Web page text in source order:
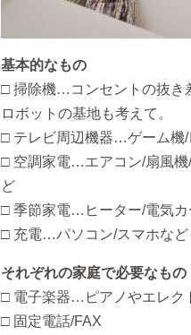
基本的なもの
□ 掃除機…コンセントの抜き
ロボットの基地も考えて。
□ テレビ周辺機器…ゲーム機
□ 空調家電…エアコン/扇風機
ど
□ 季節家電…ヒーター/電気カ
□ 充電…パソコン/スマホなど
それぞれの家庭で必要なもの
□ 電子楽器…ピアノやエレク
□ 固定電話/FAX